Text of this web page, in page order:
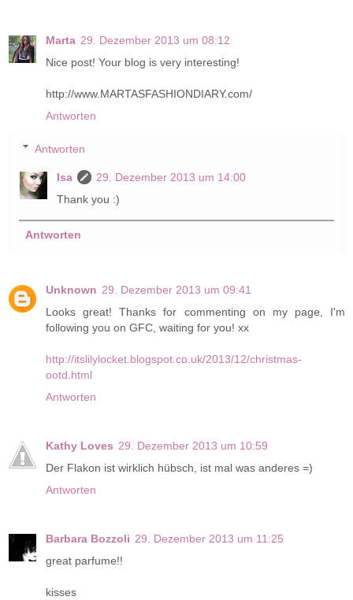
Marta 29. Dezember 2013 um 08:12
Nice post! Your blog is very interesting!
http://www.MARTASFASHIONDIARY.com/
Antworten
Antworten
Isa
29. Dezember 2013 um 14:00
Thank you :)
Antworten
Unknown 29. Dezember 2013 um 09:41
Looks great! Thanks for commenting on my page, I'm
following you on GFC, waiting for you! xx
http://itslilylocket.blogspot.co.uk/2013/12/christmas-
ootd.html
Antworten
Kathy Loves 29. Dezember 2013 um 10:59
Der Flakon ist wirklich hübsch, ist mal was anderes =)
Antworten
Barbara Bozzoli 29. Dezember 2013 um 11:25
great parfume!!
kisses